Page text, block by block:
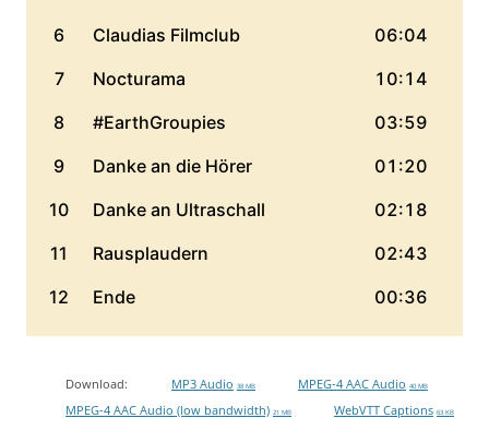
Download: MP3 Audio 38 MB MPEG-4 AAC Audio 40 MB
MPEG-4 AAC Audio (low bandwidth) 21 MB WebVTT Captions 63 KB